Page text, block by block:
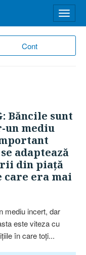
Cont
meniu
Băncile sunt
un mediu
adaptează
din piaţă
era mai
mediu incert, dar
este viteza cu
în care toţi...